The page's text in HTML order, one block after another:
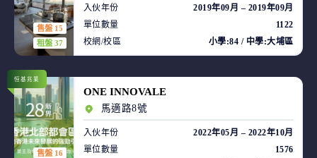
售盤 15
租盤 37
入伙年份
2019年09月 – 2019年09月
單位數量
1122
校網/校區
小學:84 / 中學:大埔區
售盤 16
恒基兆業
ONE INNOVALE
馬適路8號
入伙年份
2022年05月 – 2022年10月
單位數量
1576